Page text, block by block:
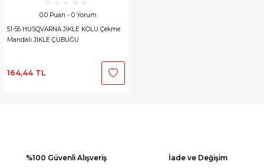
0.0 Puan - 0 Yorum
51-55 HUSQVARNA JİKLE KOLU Çekme
Mandalı JİKLE ÇUBUĞU
164,44 TL
%100 Güvenli Alışveriş İade ve Değişim